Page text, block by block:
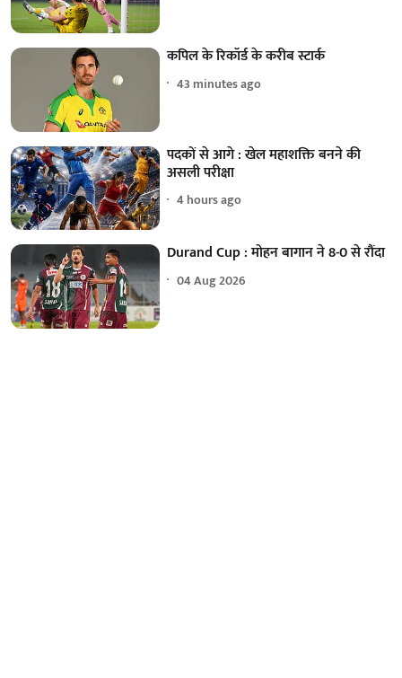
कपिल के रिकॉर्ड के करीब स्टार्क
43 minutes ago
पदकों से आगे : खेल महाशक्ति बनने की
असली परीक्षा
4 hours ago
Durand Cup : मोहन बागान ने 8-0 से रौंदा
04 Aug 2026